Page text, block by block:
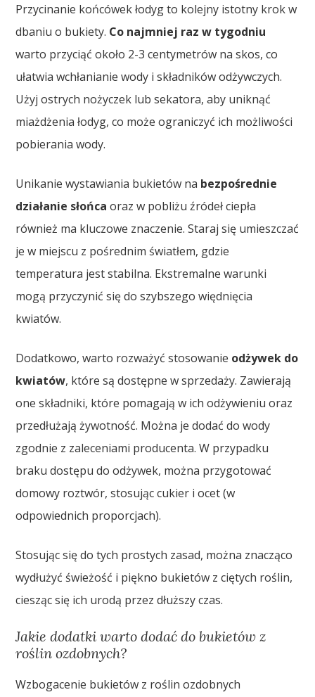
Przycinanie końcówek łodyg to kolejny istotny krok w
dbaniu o bukiety. Co najmniej raz w tygodniu
warto przyciąć około 2-3 centymetrów na skos, co
ułatwia wchłanianie wody i składników odżywczych.
Użyj ostrych nożyczek lub sekatora, aby uniknąć
miażdżenia łodyg, co może ograniczyć ich możliwości
pobierania wody.
Unikanie wystawiania bukietów na bezpośrednie
działanie słońca oraz w pobliżu źródeł ciepła
również ma kluczowe znaczenie. Staraj się umieszczać
je w miejscu z pośrednim światłem, gdzie
temperatura jest stabilna. Ekstremalne warunki
mogą przyczynić się do szybszego więdnięcia
kwiatów.
Dodatkowo, warto rozważyć stosowanie odżywek do
kwiatów, które są dostępne w sprzedaży. Zawierają
one składniki, które pomagają w ich odżywieniu oraz
przedłużają żywotność. Można je dodać do wody
zgodnie z zaleceniami producenta. W przypadku
braku dostępu do odżywek, można przygotować
domowy roztwór, stosując cukier i ocet (w
odpowiednich proporcjach).
Stosując się do tych prostych zasad, można znacząco
wydłużyć świeżość i piękno bukietów z ciętych roślin,
ciesząc się ich urodą przez dłuższy czas.
Jakie dodatki warto dodać do bukietów z
roślin ozdobnych?
Wzbogacenie bukietów z roślin ozdobnych